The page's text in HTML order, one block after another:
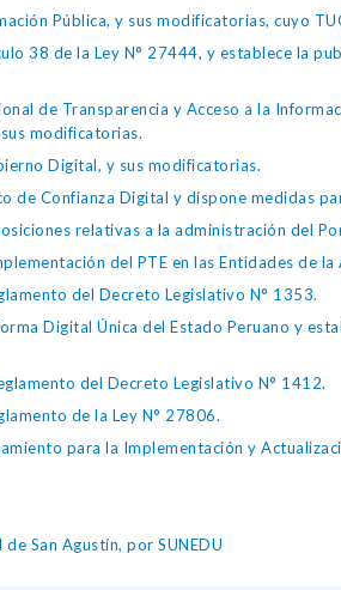
Pública, y sus modificatorias, cuyo
38 de la Ley N° 27444, y establece la
de Transparencia y Acceso a la
modificatorias.
Digital, y sus modificatorias.
de Confianza Digital y dispone medidas
relativas a la administración del
del PTE en las Entidades de
del Decreto Legislativo N° 1353.
Digital Única del Estado Peruano y
del Decreto Legislativo N° 1412.
de la Ley N° 27806.
para la Implementación y
San Agustín, por SUNEDU